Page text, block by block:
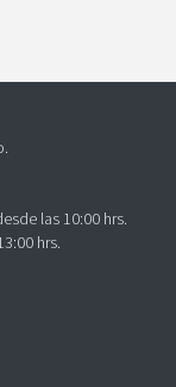
las 10:00 hrs.
hrs.